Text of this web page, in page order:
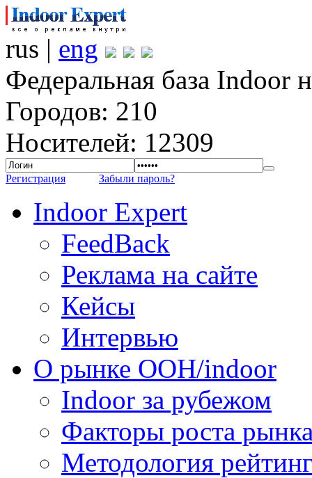
rus | eng
Федеральная база Indoor
Городов: 210
Носителей: 12309
Регистрация Забыли пароль?
Indoor Expert
FeedBack
Реклама на сайте
Кейсы
Интервью
О рынке OOH/indoor
Indoor за рубежом
Факторы роста
Методология